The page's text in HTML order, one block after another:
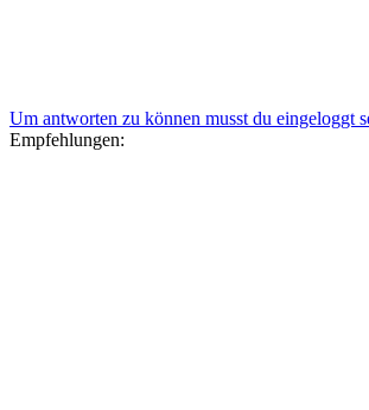
Um antworten zu können musst du eingeloggt
Empfehlungen: